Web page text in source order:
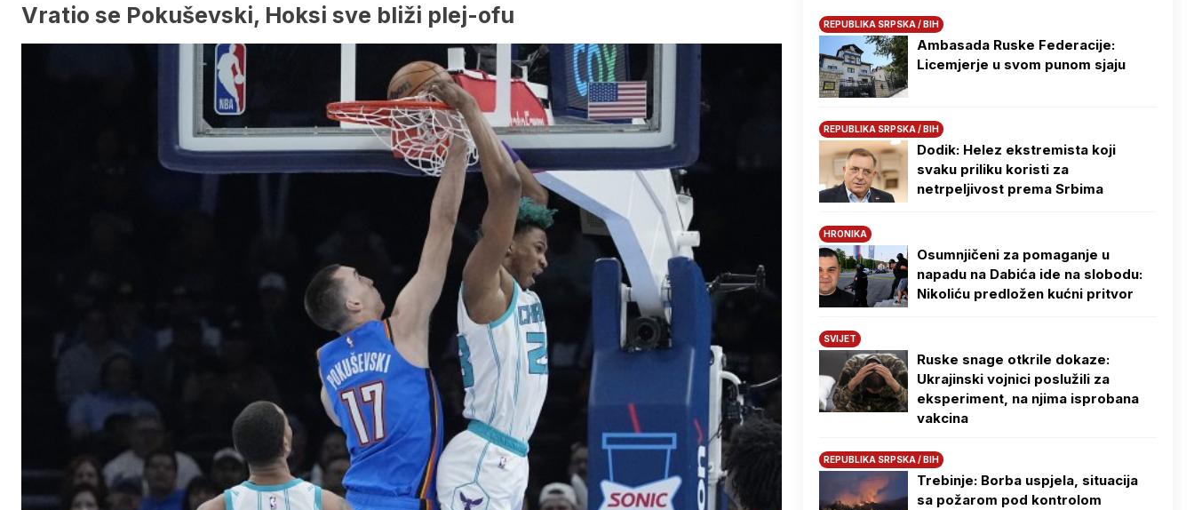
Vratio se Pokuševski, Hoksi sve bliži plej-ofu REPUBLIKA SRPSKA / BIH
Ambasada Ruske Federacije:
Licemjerje u svom punom sjaju
REPUBLIKA SRPSKA / BIH
Dodik: Helez ekstremista koji
svaku priliku koristi za
netrpeljivost prema Srbima
HRONIKA
Osumnjičeni za pomaganje u
napadu na Dabića ide na slobodu:
Nikoliću predložen kućni pritvor
SVIJET
Ruske snage otkrile dokaze:
Ukrajinski vojnici poslužili za
eksperiment, na njima isprobana
vakcina
REPUBLIKA SRPSKA / BIH
Trebinje: Borba uspjela, situacija
sa požarom pod kontrolom